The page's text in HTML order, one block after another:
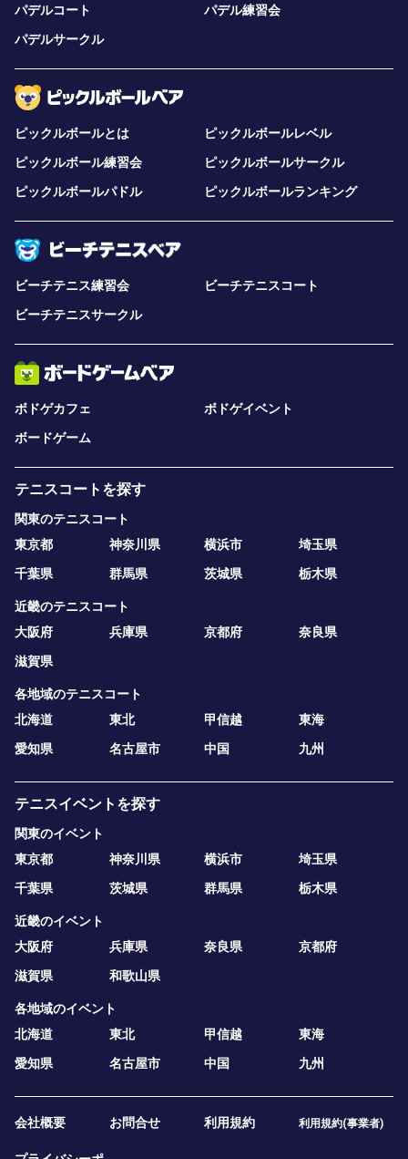
パデルコート
パデル練習会
パデルサークル
ピックルボールとは
ピックルボールレベル
ピックルボール練習会
ピックルボールサークル
ピックルボールパドル
ピックルボールランキング
ビーチテニス練習会
ビーチテニスコート
ビーチテニスサークル
ボドゲカフェ
ボドゲイベント
ボードゲーム
テニスコートを探す
関東のテニスコート
東京都
神奈川県 横浜市
埼玉県
千葉県
群馬県 茨城県 栃木県
近畿のテニスコート
大阪府
兵庫県 京都府
奈良県
滋賀県
各地域のテニスコート
北海道
東北 甲信越
東海
愛知県
名古屋市 中国 九州
テニスイベントを探す
関東のイベント
東京都
神奈川県 横浜市
埼玉県
千葉県
茨城県 群馬県 栃木県
近畿のイベント
大阪府
兵庫県 奈良県
京都府
滋賀県
和歌山県
各地域のイベント
北海道
東北 甲信越
東海
愛知県
名古屋市 中国 九州
会社概要 お問合せ 利用規約 利用規約(事業者)